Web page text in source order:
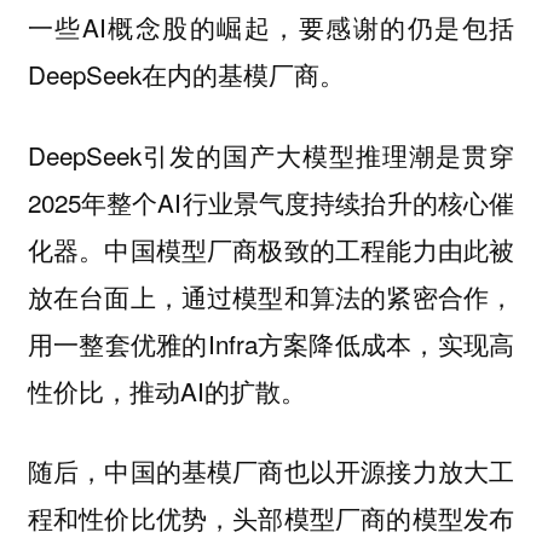
一些AI概念股的崛起，要感谢的仍是包括
DeepSeek在内的基模厂商。
DeepSeek引发的国产大模型推理潮是贯穿
2025年整个AI行业景气度持续抬升的核心催
化器。中国模型厂商极致的工程能力由此被
放在台面上，通过模型和算法的紧密合作，
用一整套优雅的Infra方案降低成本，实现高
性价比，推动AI的扩散。
随后，中国的基模厂商也以开源接力放大工
程和性价比优势，头部模型厂商的模型发布